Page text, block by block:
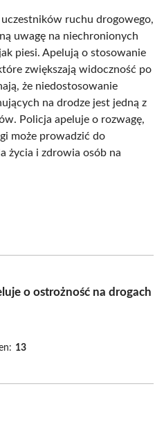
ruchu drogowego,
uwagę na niechronionych
piesi. Apelują o stosowanie
zwiększają widoczność po
że niedostosowanie
na drodze jest jedną z
Policja apeluje o rozwagę,
może prowadzić do
życia i zdrowia osób na
o ostrożność na drogach
13